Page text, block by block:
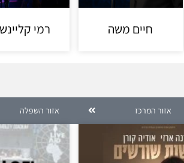
חיים משה רמי
אזור המרכז אזור השפלה